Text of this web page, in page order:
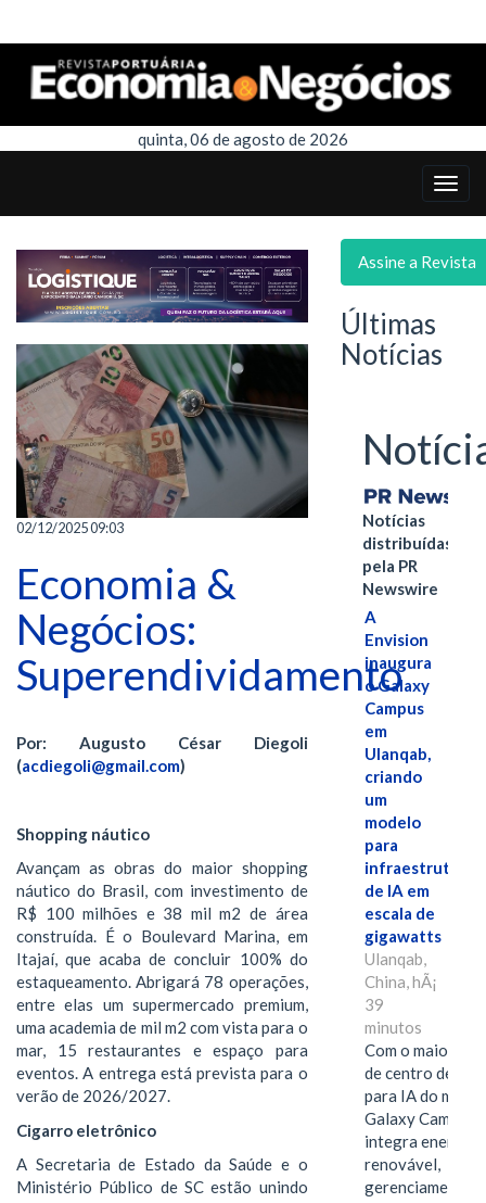
quinta, 06 de agosto de 2026
02/12/2025 09:03
Economia &
Negócios:
Superendividamento
Por: Augusto César Diegoli
(acdiegoli@gmail.com)
Shopping náutico
Avançam as obras do maior shopping
náutico do Brasil, com investimento de
R$ 100 milhões e 38 mil m2 de área
construída. É o Boulevard Marina, em
Itajaí, que acaba de concluir 100% do
estaqueamento. Abrigará 78 operações,
entre elas um supermercado premium,
uma academia de mil m2 com vista para o
mar, 15 restaurantes e espaço para
eventos. A entrega está prevista para o
verão de 2026/2027.
Cigarro eletrônico
A Secretaria de Estado da Saúde e o
Ministério Público de SC estão unindo
Assine a Revista
Últimas
Notícias
Notícias
distribuídas
pela PR
Newswire
A
Envision
inaugura
o Galaxy
Campus
em
Ulanqab,
criando
um
modelo
para
infraestrutura
de IA em
escala de
gigawatts
Ulanqab,
China, hÃ¡
39
minutos
Com o maior
de centro de
para IA do
Galaxy Campus
integra energia
renovável,
gerenciamento